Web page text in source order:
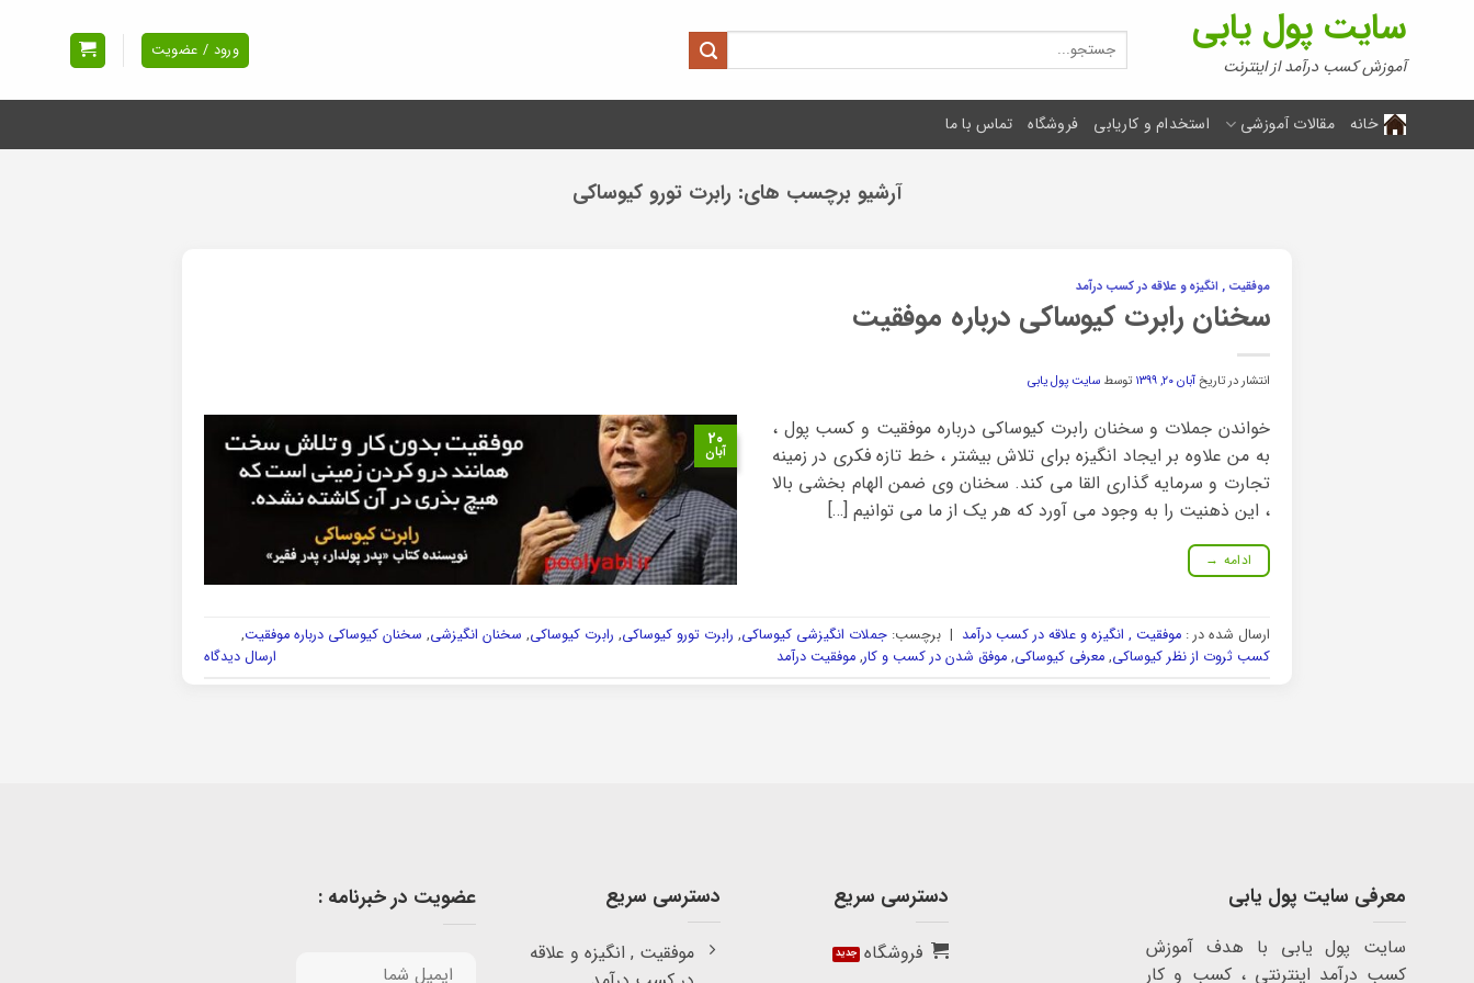
سایت پول یابی
آموزش کسب درآمد از اینترنت
جستجو
برای:
ورود / عضویت
خانه مقالات آموزشی استخدام و کاریابی فروشگاه تماس با ما
آرشیو برچسب های: رابرت تورو کیوساکی
موفقیت , انگیزه و علاقه در کسب درآمد
سخنان رابرت کیوساکی درباره موفقیت
انتشار در تاریخآبان ۲۰, ۱۳۹۹ توسطسایت پول یابی
۲۰
آبان
خواندن جملات و سخنان رابرت کیوساکی درباره موفقیت و کسب پول ،
به من علاوه بر ایجاد انگیزه برای تلاش بیشتر ، خط تازه فکری در زمینه
تجارت و سرمایه گذاری القا می کند. سخنان وی ضمن الهام بخشی بالا
، این ذهنیت را به وجود می آورد که هر یک از ما می توانیم […]
ادامه →
ارسال شده در :موفقیت , انگیزه و علاقه در کسب درآمد | برچسب:جملات انگیزشی کیوساکی, رابرت تورو کیوساکی, رابرت کیوساکی, سخنان انگیزشی, سخنان کیوساکی درباره موفقیت,
کسب ثروت از نظر کیوساکی,معرفی کیوساکی,موفق شدن در کسب و کار,موفقیت درآمد ارسال دیدگاه
معرفی سایت پول یابی
سایت پول یابی با هدف آموزش
کسب درآمد اینترنتی ، کسب و کار
دسترسی سریع
فروشگاه
دسترسی سریع
موفقیت , انگیزه و علاقه
عضویت در خبرنامه :